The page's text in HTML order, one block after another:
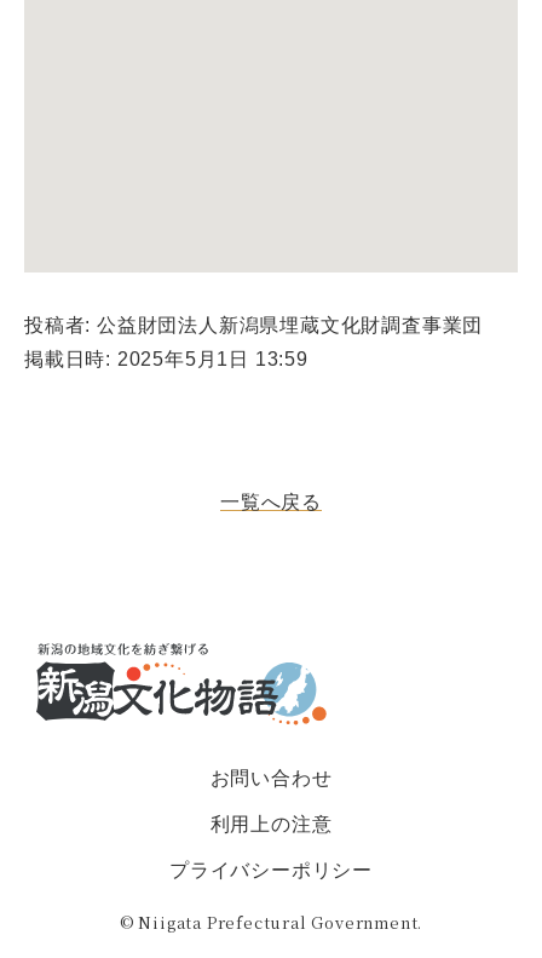
投稿者: 公益財団法人新潟県埋蔵文化財調査事業団
掲載日時: 2025年5月1日 13:59
一覧へ戻る
お問い合わせ
利用上の注意
プライバシーポリシー
© Niigata Prefectural Government.